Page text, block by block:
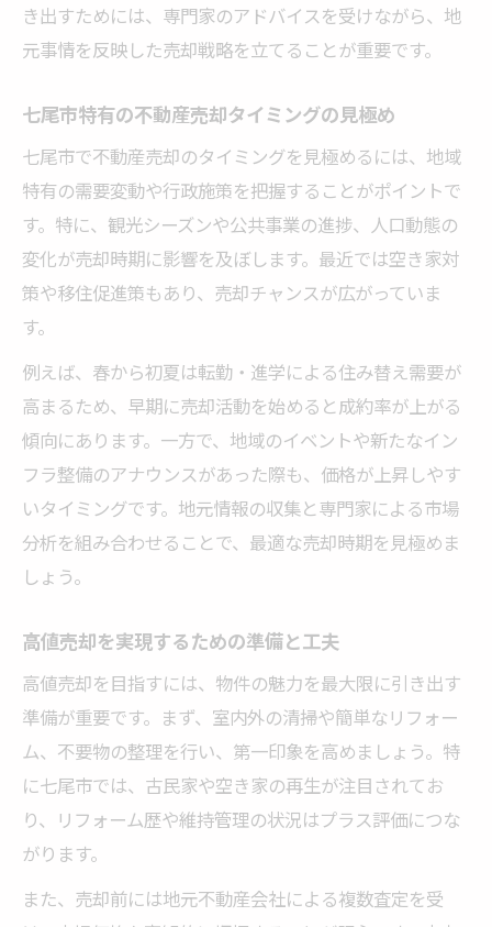
き出すためには、専門家のアドバイスを受けながら、地
元事情を反映した売却戦略を立てることが重要です。
七尾市特有の不動産売却タイミングの見極め
七尾市で不動産売却のタイミングを見極めるには、地域
特有の需要変動や行政施策を把握することがポイントで
す。特に、観光シーズンや公共事業の進捗、人口動態の
変化が売却時期に影響を及ぼします。最近では空き家対
策や移住促進策もあり、売却チャンスが広がっていま
す。
例えば、春から初夏は転勤・進学による住み替え需要が
高まるため、早期に売却活動を始めると成約率が上がる
傾向にあります。一方で、地域のイベントや新たなイン
フラ整備のアナウンスがあった際も、価格が上昇しやす
いタイミングです。地元情報の収集と専門家による市場
分析を組み合わせることで、最適な売却時期を見極めま
しょう。
高値売却を実現するための準備と工夫
高値売却を目指すには、物件の魅力を最大限に引き出す
準備が重要です。まず、室内外の清掃や簡単なリフォー
ム、不要物の整理を行い、第一印象を高めましょう。特
に七尾市では、古民家や空き家の再生が注目されてお
り、リフォーム歴や維持管理の状況はプラス評価につな
がります。
また、売却前には地元不動産会社による複数査定を受